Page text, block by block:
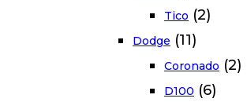
Tico (2)
Dodge (11)
Coronado (2)
D100 (6)